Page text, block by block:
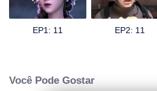
apoiando-se mutuamente. Eles triunfaram
EP1: 11 EP2: 11
Você Pode Gostar